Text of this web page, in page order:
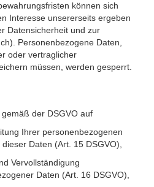
können sich
Interesse unsererseits ergeben
Datensicherheit und zur
Personenbezogene Daten,
oder vertraglicher
müssen, werden gesperrt.
der DSGVO auf
Ihrer personenbezogenen
Daten (Art. 15 DSGVO),
Vervollständigung
Daten (Art. 16 DSGVO),